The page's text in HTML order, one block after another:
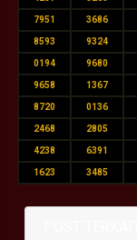
7951 3686
8593 9324
0194 9680
9658 1367
8720 0136
2468 2805
4238 6391
1623 3485